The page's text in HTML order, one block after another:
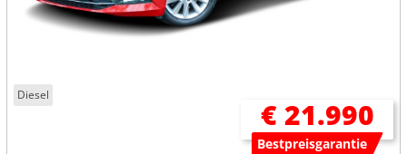
Diesel
€ 21.990
Bestpreisgarantie